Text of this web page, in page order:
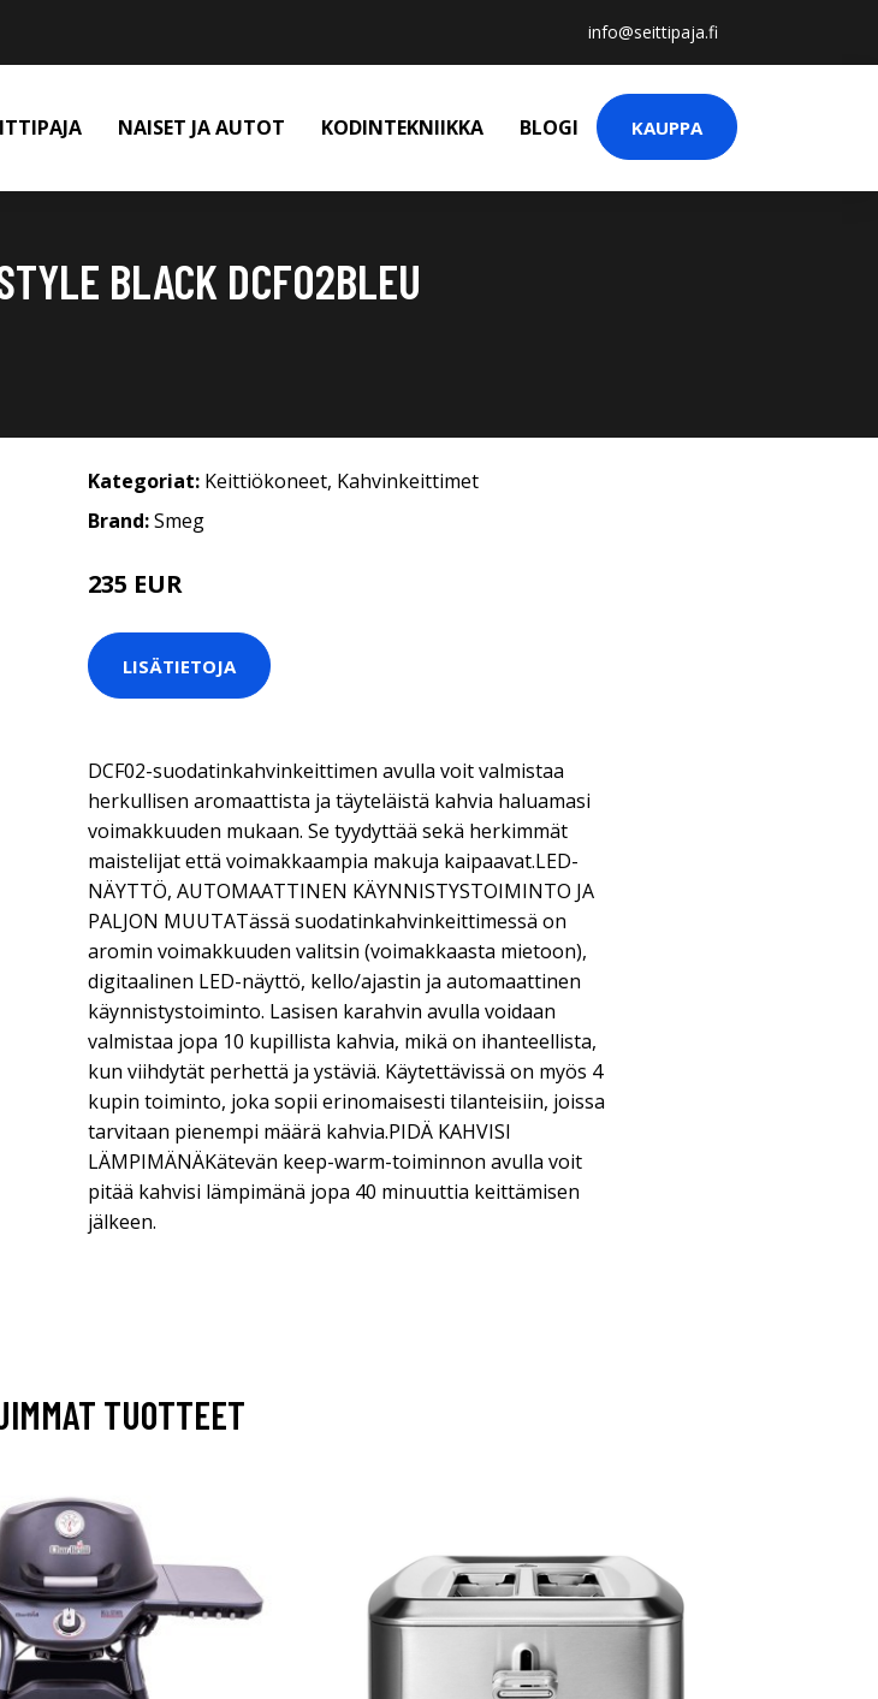
info@seittipaja.fi
NAISET JA AUTOT KODINTEKNIIKKA BLOGI KAUPPA
BLACK DCF02BLEU
Kategoriat: Keittiökoneet, Kahvinkeittimet
Brand:Smeg
235 EUR
LISÄTIETOJA
DCF02-suodatinkahvinkeittimen avulla voit valmistaa
herkullisen aromaattista ja täyteläistä kahvia haluamasi
voimakkuuden mukaan. Se tyydyttää sekä herkimmät
maistelijat että voimakkaampia makuja kaipaavat.LED-
NÄYTTÖ, AUTOMAATTINEN KÄYNNISTYSTOIMINTO JA
PALJON MUUTATässä suodatinkahvinkeittimessä on
aromin voimakkuuden valitsin (voimakkaasta mietoon),
digitaalinen LED-näyttö, kello/ajastin ja automaattinen
käynnistystoiminto. Lasisen karahvin avulla voidaan
valmistaa jopa 10 kupillista kahvia, mikä on ihanteellista,
kun viihdytät perhettä ja ystäviä. Käytettävissä on myös 4
kupin toiminto, joka sopii erinomaisesti tilanteisiin, joissa
tarvitaan pienempi määrä kahvia.PIDÄ KAHVISI
LÄMPIMÄNÄKätevän keep-warm-toiminnon avulla voit
pitää kahvisi lämpimänä jopa 40 minuuttia keittämisen
jälkeen.
TUOTTEET